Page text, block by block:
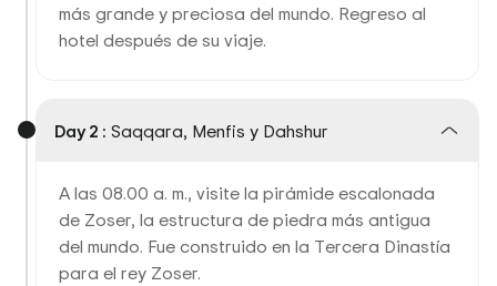
más grande y preciosa del mundo. Regreso al
hotel después de su viaje.
Day 2 : Saqqara, Menfis y Dahshur
A las 08.00 a. m., visite la pirámide escalonada
de Zoser, la estructura de piedra más antigua
del mundo. Fue construido en la Tercera Dinastía
para el rey Zoser.